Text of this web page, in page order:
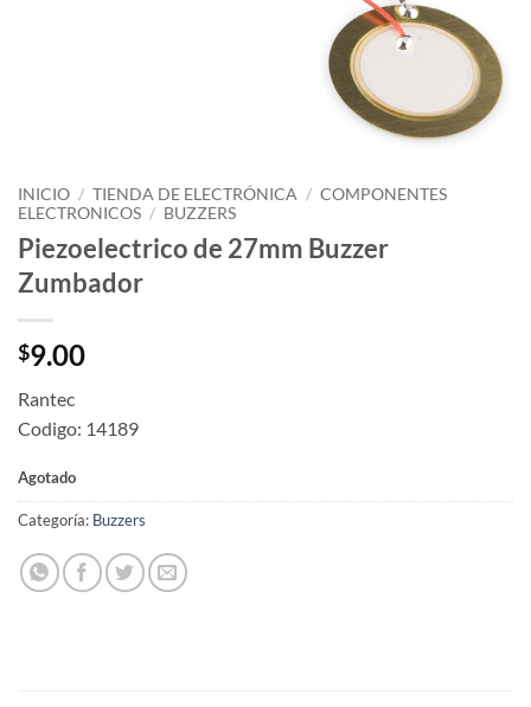
INICIO / TIENDA DE ELECTRÓNICA / COMPONENTES
ELECTRONICOS / BUZZERS
Piezoelectrico de 27mm Buzzer
Zumbador
$9.00
Rantec
Codigo: 14189
Agotado
Categoría: Buzzers